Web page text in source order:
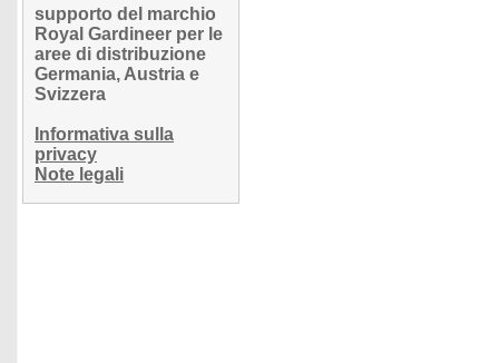
supporto del marchio
Royal Gardineer per le
aree di distribuzione
Germania, Austria e
Svizzera
Informativa sulla
privacy
Note legali